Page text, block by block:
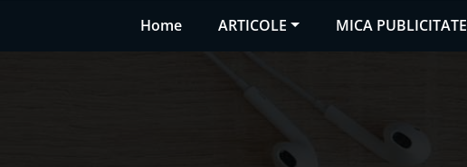
Home ARTICOLE MICA PUBLICITATE